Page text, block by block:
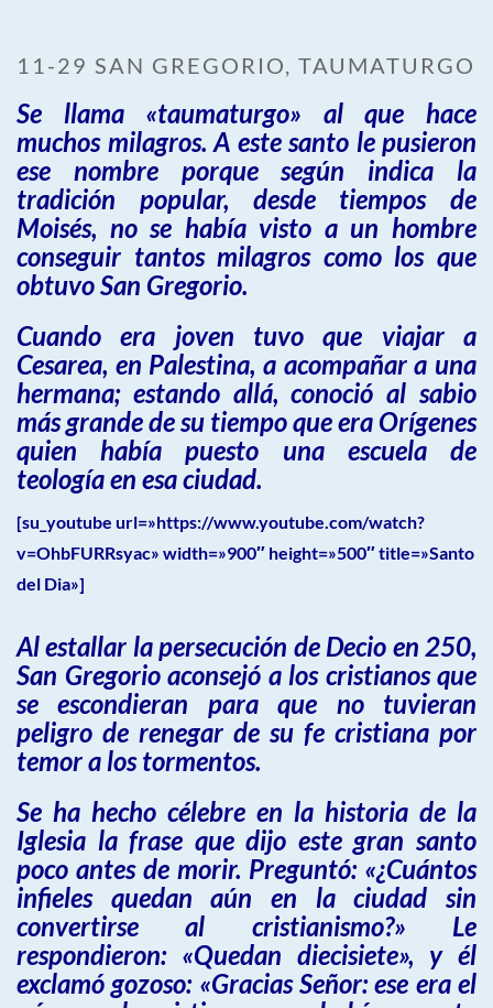
11-29 SAN GREGORIO, TAUMATURGO
Se llama «taumaturgo» al que hace
muchos milagros. A este santo le pusieron
ese nombre porque según indica la
tradición popular, desde tiempos de
Moisés, no se había visto a un hombre
conseguir tantos milagros como los que
obtuvo San Gregorio.
Cuando era joven tuvo que viajar a
Cesarea, en Palestina, a acompañar a una
hermana; estando allá, conoció al sabio
más grande de su tiempo que era Orígenes
quien había puesto una escuela de
teología en esa ciudad.
[su_youtube url=»https://www.youtube.com/watch?
v=OhbFURRsyac» width=»900″ height=»500″ title=»Santo
del Dia»]
Al estallar la persecución de Decio en 250,
San Gregorio aconsejó a los cristianos que
se escondieran para que no tuvieran
peligro de renegar de su fe cristiana por
temor a los tormentos.
Se ha hecho célebre en la historia de la
Iglesia la frase que dijo este gran santo
poco antes de morir. Preguntó: «¿Cuántos
infieles quedan aún en la ciudad sin
convertirse al cristianismo?» Le
respondieron: «Quedan diecisiete», y él
exclamó gozoso: «Gracias Señor: ese era el